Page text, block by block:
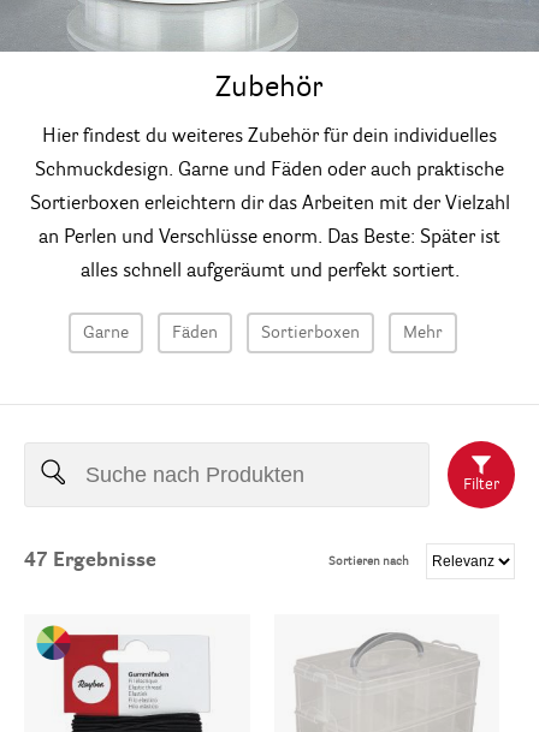
Zubehör
Hier findest du weiteres Zubehör für dein individuelles
Schmuckdesign. Garne und Fäden oder auch praktische
Sortierboxen erleichtern dir das Arbeiten mit der Vielzahl
an Perlen und Verschlüsse enorm. Das Beste: Später ist
alles schnell aufgeräumt und perfekt sortiert.
Garne Fäden Sortierboxen Mehr
Filter
47 Ergebnisse Sortieren nach